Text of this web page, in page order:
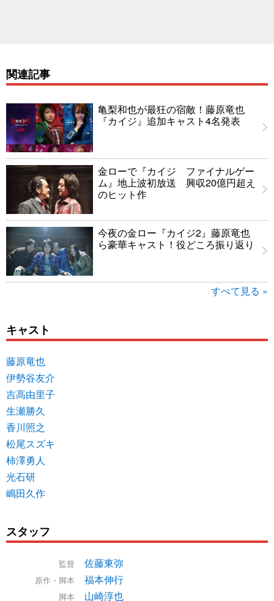
関連記事
亀梨和也が最狂の宿敵！藤原竜也
『カイジ』追加キャスト4名発表
金ローで『カイジ ファイナルゲー
ム』地上波初放送 興収20億円超え
のヒット作
今夜の金ロー『カイジ2』藤原竜也
ら豪華キャスト！役どころ振り返り
すべて見る »
キャスト
藤原竜也
伊勢谷友介
吉高由里子
生瀬勝久
香川照之
松尾スズキ
柿澤勇人
光石研
嶋田久作
スタッフ
監督 佐藤東弥
原作・脚本 福本伸行
脚本 山崎淳也